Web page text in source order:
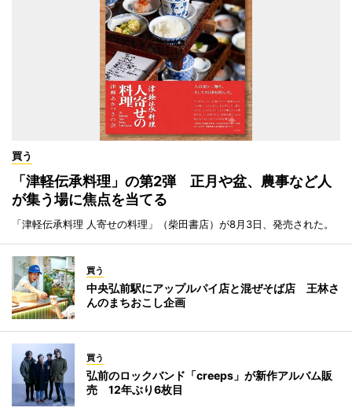
買う
「津軽伝承料理」の第2弾 正月や盆、農事など人
が集う場に焦点を当てる
「津軽伝承料理 人寄せの料理」（柴田書店）が8月3日、発売された。
買う
中央弘前駅にアップルパイ店と混ぜそば店 王林さ
んのまちおこし企画
買う
弘前のロックバンド「creeps」が新作アルバム販
売 12年ぶり6枚目